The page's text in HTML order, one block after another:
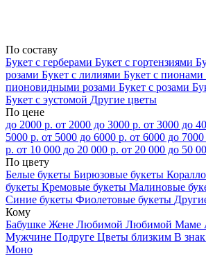
По составу
Букет с герберами Букет с гортензиями
розами Букет с лилиями Букет с пионами
пионовидными розами Букет с розами
Букет с эустомой Другие цветы
По цене
до 2000 р. от 2000 до 3000 р. от 3000 до
5000 р. от 5000 до 6000 р. от 6000 до 7000
р. от 10 000 до 20 000 р. от 20 000 до 50
По цвету
Белые букеты Бирюзовые букеты
букеты Кремовые букеты Малиновые
Синие букеты Фиолетовые букеты
Кому
Бабушке Жене Любимой Любимой Маме
Мужчине Подруге Цветы близким В
Моно